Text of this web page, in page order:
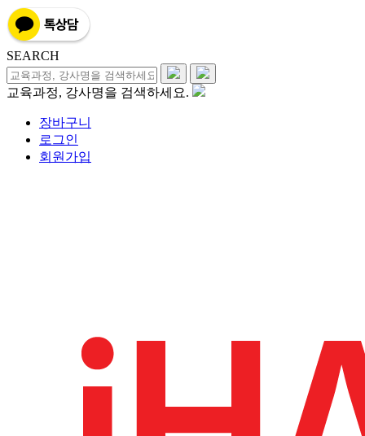
SEARCH
교육과정, 강사명을 검색하세요.
장바구니
로그인
회원가입